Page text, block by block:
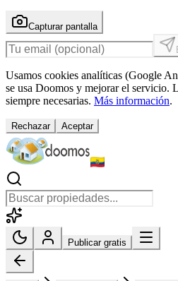
Capturar pantalla
Usamos cookies analíticas (Google
se usa Doomos y mejorar el servicio.
siempre necesarias. Más información.
Rechazar Aceptar
Publicar gratis